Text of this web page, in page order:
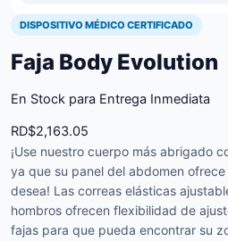
DISPOSITIVO MÉDICO CERTIFICADO
Faja Body Evolution
En Stock para Entrega Inmediata
RD$2,163.05
¡Use nuestro cuerpo más abrigado
ya que su panel del abdomen
desea! Las correas elásticas
hombros ofrecen flexibilidad de
fajas para que pueda encontrar su